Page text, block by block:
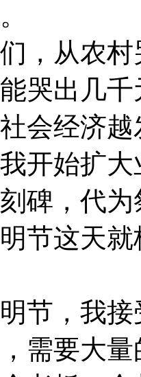
从农村
哭出几
经济越
开始扩
碑，代
这天就
，我接
需要大